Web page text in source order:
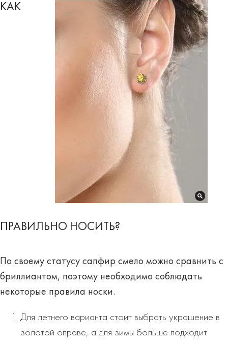
КАК
ПРАВИЛЬНО НОСИТЬ?
По своему статусу сапфир смело можно сравнить с
бриллиантом, поэтому необходимо соблюдать
некоторые правила носки.
Для летнего варианта стоит выбрать украшение в
золотой оправе, а для зимы больше подходит